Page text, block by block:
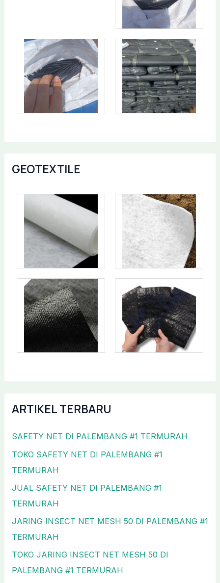
GEOTEXTILE
ARTIKEL TERBARU
SAFETY NET DI PALEMBANG #1 TERMURAH
TOKO SAFETY NET DI PALEMBANG #1
TERMURAH
JUAL SAFETY NET DI PALEMBANG #1
TERMURAH
JARING INSECT NET MESH 50 DI PALEMBANG #1
TERMURAH
TOKO JARING INSECT NET MESH 50 DI
PALEMBANG #1 TERMURAH